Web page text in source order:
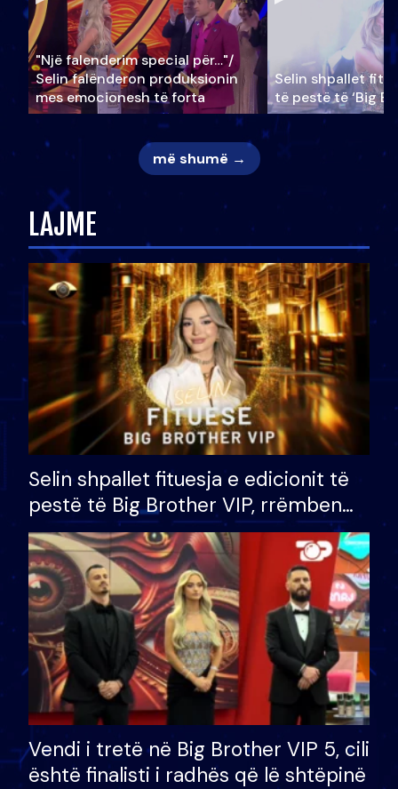
"Një falenderim special për…"/
Selin falënderon produksionin
mes emocionesh të forta
Selin shpallet
të pestë të ‘Big
më shumë →
LAJME
Selin shpallet fituesja e edicionit të
pestë të Big Brother VIP, rrëmben
çmimin e madh prej 100 mijë eurosh
Vendi i tretë në Big Brother VIP 5, cili
është finalisti i radhës që lë shtëpinë